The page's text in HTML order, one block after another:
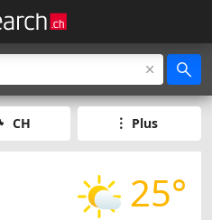
CH Plus
25°